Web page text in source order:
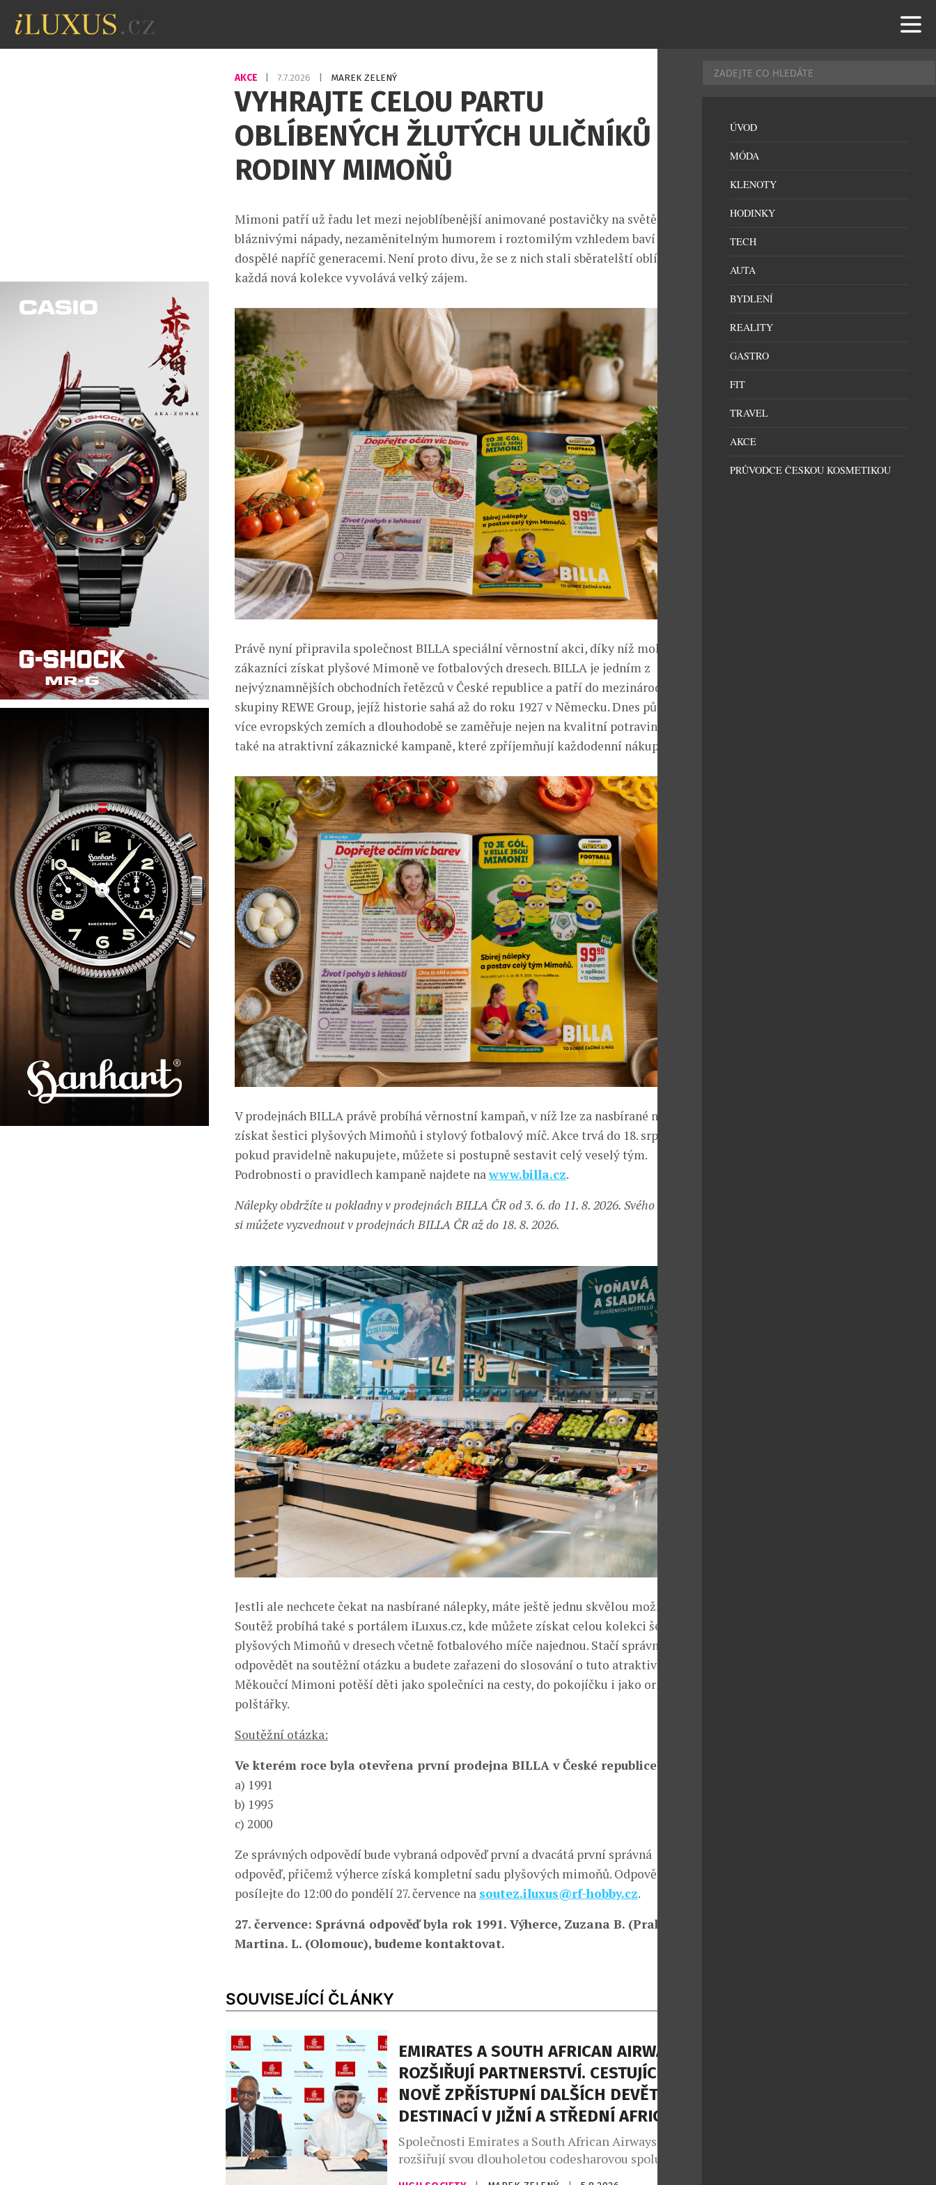
AKCE 7.7.2026 MAREK ZELENÝ
VYHRAJTE CELOU PARTU
OBLÍBENÝCH ŽLUTÝCH ULIČNÍKŮ Z
RODINY MIMOŇŮ
Mimoni patří už řadu let mezi nejoblíbenější animované postavičky na světě. Svými
bláznivými nápady, nezaměnitelným humorem i roztomilým vzhledem baví děti i
dospělé napříč generacemi. Není proto divu, že se z nich stali sběratelští oblíbenci a
každá nová kolekce vyvolává velký zájem.
Právě nyní připravila společnost BILLA speciální věrnostní akci, díky níž mohou
zákazníci získat plyšové Mimoně ve fotbalových dresech. BILLA je jedním z
nejvýznamnějších obchodních řetězců v České republice a patří do mezinárodní
skupiny REWE Group, jejíž historie sahá až do roku 1927 v Německu. Dnes působí ve
více evropských zemích a dlouhodobě se zaměřuje nejen na kvalitní potraviny, ale
také na atraktivní zákaznické kampaně, které zpříjemňují každodenní nákupy.
V prodejnách BILLA právě probíhá věrnostní kampaň, v níž lze za nasbírané nálepky
získat šestici plyšových Mimoňů i stylový fotbalový míč. Akce trvá do 18. srpna, a
pokud pravidelně nakupujete, můžete si postupně sestavit celý veselý tým.
Podrobnosti o pravidlech kampaně najdete nawww.billa.cz.
Nálepky obdržíte u pokladny v prodejnách BILLA ČR od 3. 6. do 11. 8. 2026. Svého Mimoně
si můžete vyzvednout v prodejnách BILLA ČR až do 18. 8. 2026.
Jestli ale nechcete čekat na nasbírané nálepky, máte ještě jednu skvělou možnost.
Soutěž probíhá také s portálem iLuxus.cz, kde můžete získat celou kolekci šesti
plyšových Mimoňů v dresech včetně fotbalového míče najednou. Stačí správně
odpovědět na soutěžní otázku a budete zařazeni do slosování o tuto atraktivní cenu.
Měkoučcí Mimoni potěší děti jako společníci na cesty, do pokojíčku i jako originální
polštářky.
Soutěžní otázka:
Ve kterém roce byla otevřena první prodejna BILLA v České republice?
a) 1991
b) 1995
c) 2000
Ze správných odpovědí bude vybraná odpověď první a dvacátá první správná
odpověď, přičemž výherce získá kompletní sadu plyšových mimoňů. Odpovědi
posílejte do 12:00 do pondělí 27. července na soutez.iluxus@rf-hobby.cz.
27. července: Správná odpověď byla rok 1991. Výherce, Zuzana B. (Praha) a
Martina. L. (Olomouc), budeme kontaktovat.
SOUVISEJÍCÍ ČLÁNKY
EMIRATES A SOUTH AFRICAN AIRWAYS
ROZŠIŘUJÍ PARTNERSTVÍ. CESTUJÍCÍM
NOVĚ ZPŘÍSTUPNÍ DALŠÍCH DEVĚT
DESTINACÍ V JIŽNÍ A STŘEDNÍ AFRICE
Společnosti Emirates a South African Airways (SAA)
rozšiřují svou dlouholetou codesharovou spolupráci.
ÚVOD
MÓDA
KLENOTY
HODINKY
TECH
AUTA
BYDLENÍ
REALITY
GASTRO
FIT
TRAVEL
AKCE
PRŮVODCE ČESKOU KOSMETIKOU